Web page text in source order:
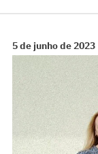
5 de junho de 2023